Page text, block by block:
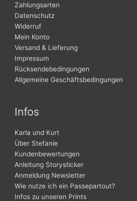
Zahlungsarten
Datenschutz
Widerruf
Mein Konto
Versand & Lieferung
Impressum
Rücksendebedingungen
Allgemeine Geschäftsbedingungen
Infos
Karla und Kurt
Über Stefanie
Kundenbewertungen
Anleitung Storysticker
Anmeldung Newsletter
Wie nutze ich ein Passepartout?
Infos zu unseren Prints